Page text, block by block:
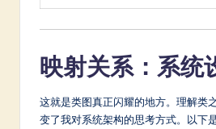
映射关系：系统
这就是类图真正闪耀的地方。理解类
变了我对系统架构的思考方式。以下